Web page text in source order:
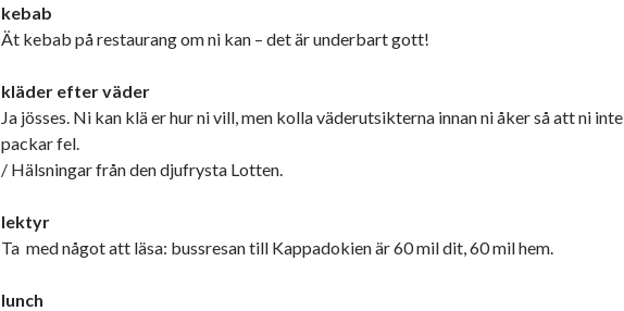
kebab
Ät kebab på restaurang om ni kan – det är underbart gott!
kläder efter väder
Ja jösses. Ni kan klä er hur ni vill, men kolla väderutsikterna innan ni åker så att ni inte
packar fel.
/ Hälsningar från den djufrysta Lotten.
lektyr
Ta med något att läsa: bussresan till Kappadokien är 60 mil dit, 60 mil hem.
lunch